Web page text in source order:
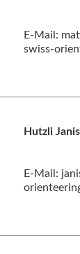
E-Mail:
swiss-
Hutzli Janis
E-Mail: